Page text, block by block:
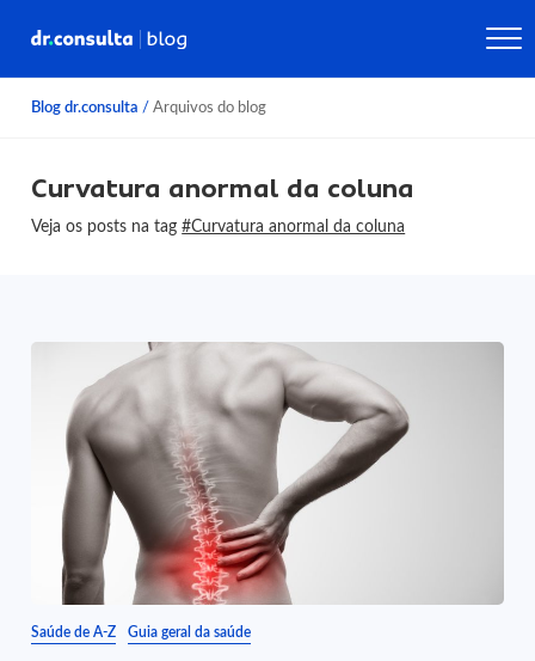
Blog dr.consulta / Arquivos do blog
Curvatura anormal da coluna
Veja os posts na tag#Curvatura anormal da coluna
Saúde de A-Z Guia geral da saúde